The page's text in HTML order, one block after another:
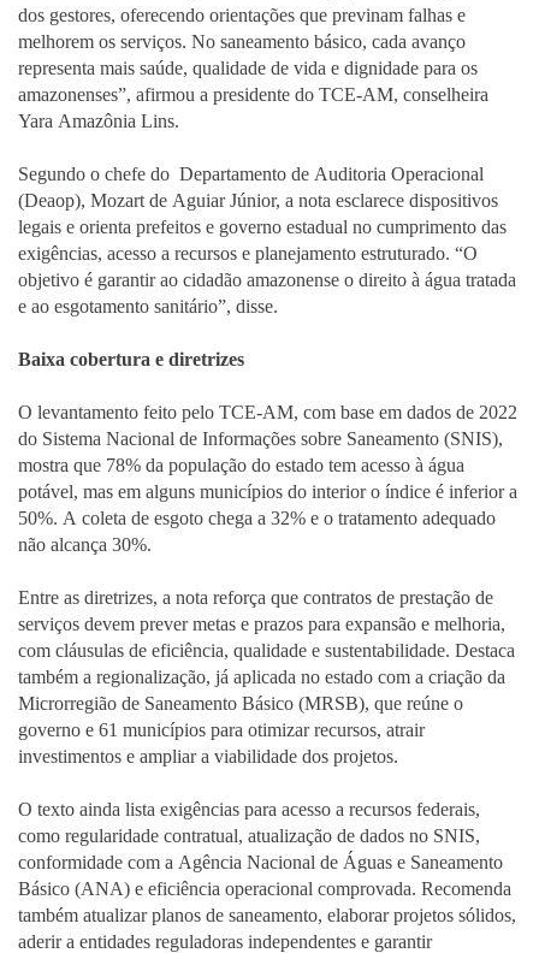
dos gestores, oferecendo orientações que previnam falhas e
melhorem os serviços. No saneamento básico, cada avanço
representa mais saúde, qualidade de vida e dignidade para os
amazonenses”, afirmou a presidente do TCE-AM, conselheira
Yara Amazônia Lins.
Segundo o chefe do Departamento de Auditoria Operacional
(Deaop), Mozart de Aguiar Júnior, a nota esclarece dispositivos
legais e orienta prefeitos e governo estadual no cumprimento das
exigências, acesso a recursos e planejamento estruturado. “O
objetivo é garantir ao cidadão amazonense o direito à água tratada
e ao esgotamento sanitário”, disse.
Baixa cobertura e diretrizes
O levantamento feito pelo TCE-AM, com base em dados de 2022
do Sistema Nacional de Informações sobre Saneamento (SNIS),
mostra que 78% da população do estado tem acesso à água
potável, mas em alguns municípios do interior o índice é inferior a
50%. A coleta de esgoto chega a 32% e o tratamento adequado
não alcança 30%.
Entre as diretrizes, a nota reforça que contratos de prestação de
serviços devem prever metas e prazos para expansão e melhoria,
com cláusulas de eficiência, qualidade e sustentabilidade. Destaca
também a regionalização, já aplicada no estado com a criação da
Microrregião de Saneamento Básico (MRSB), que reúne o
governo e 61 municípios para otimizar recursos, atrair
investimentos e ampliar a viabilidade dos projetos.
O texto ainda lista exigências para acesso a recursos federais,
como regularidade contratual, atualização de dados no SNIS,
conformidade com a Agência Nacional de Águas e Saneamento
Básico (ANA) e eficiência operacional comprovada. Recomenda
também atualizar planos de saneamento, elaborar projetos sólidos,
aderir a entidades reguladoras independentes e garantir